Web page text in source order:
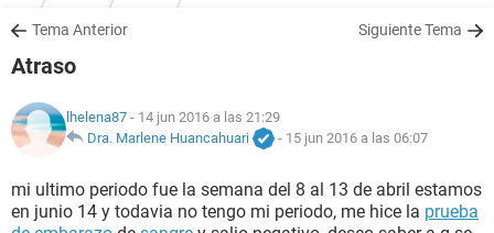
SALUD
NUTRICIÓN
BIENESTAR
Tema Anterior Siguiente Tema
Atraso
lhelena87 - 14 jun 2016 a las 21:29
Dra. Marlene Huancahuari
- 15 jun 2016 a las 06:07
mi ultimo periodo fue la semana del 8 al 13 de abril estamos
en junio 14 y todavia no tengo mi periodo, me hice la prueba